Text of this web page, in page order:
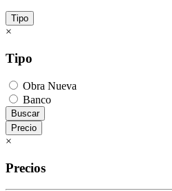
Tipo
×
Tipo
Obra Nueva
Banco
Buscar
Precio
×
Precios